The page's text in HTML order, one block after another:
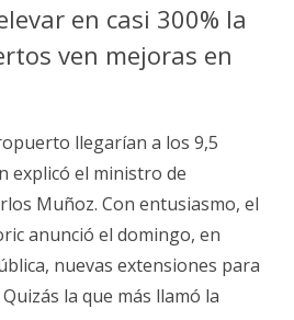
en casi 300% la
ven mejoras en
llegarían a los 9,5
explicó el ministro de
Muñoz. Con entusiasmo, el
anunció el domingo, en
nuevas extensiones para
la que más llamó la